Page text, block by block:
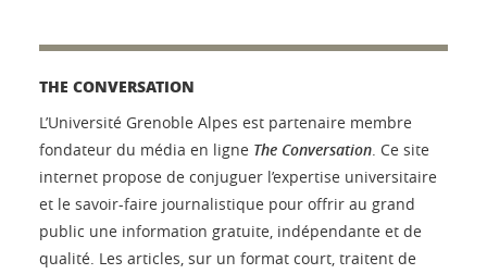
THE CONVERSATION
L’Université Grenoble Alpes est partenaire membre
fondateur du média en ligne The Conversation. Ce site
internet propose de conjuguer l’expertise universitaire
et le savoir-faire journalistique pour offrir au grand
public une information gratuite, indépendante et de
qualité. Les articles, sur un format court, traitent de